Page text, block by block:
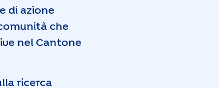
di azione
che
nel Cantone
ricerca